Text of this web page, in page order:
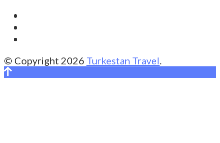
© Copyright 2026 Turkestan Travel.